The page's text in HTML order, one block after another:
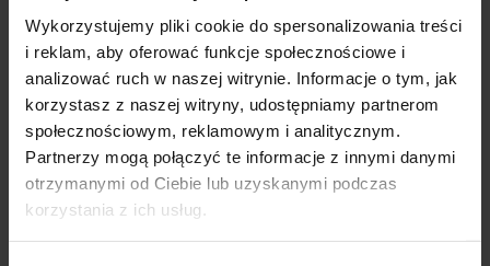
Wykorzystujemy pliki cookie do spersonalizowania treści
i reklam, aby oferować funkcje społecznościowe i
analizować ruch w naszej witrynie. Informacje o tym, jak
korzystasz z naszej witryny, udostępniamy partnerom
społecznościowym, reklamowym i analitycznym.
Partnerzy mogą połączyć te informacje z innymi danymi
otrzymanymi od Ciebie lub uzyskanymi podczas
korzystania z ich usług.
Ziemia do hortensji
różowej i białej 20 L
222 oceny
19,90 zł
Gotowy kompost w
workach 50l PREMIUM
426 ocen
28,90 zł